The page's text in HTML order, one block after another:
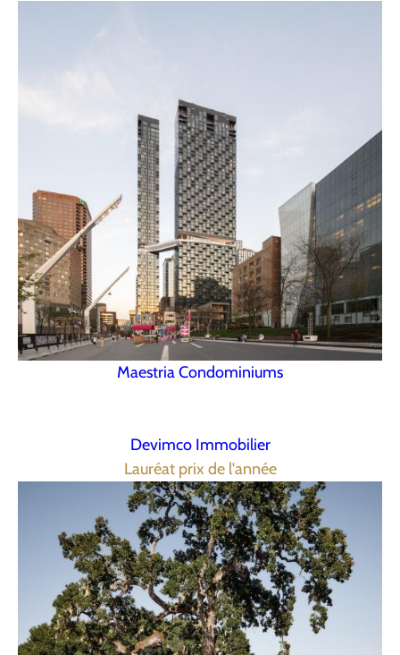
Maestria Condominiums
Devimco Immobilier
Lauréat prix de l'année